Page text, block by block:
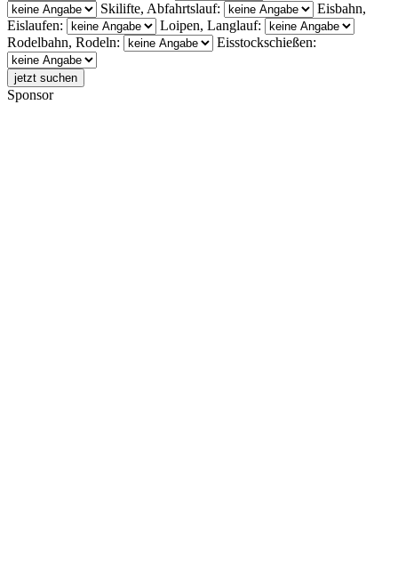
Skilifte, Abfahrtslauf:
Eisbahn,
Eislaufen:
Loipen, Langlauf:
Rodelbahn, Rodeln:
Eisstockschießen:
Sponsor